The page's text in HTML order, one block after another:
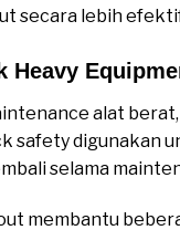
secara lebih
Heavy
alat
safety digunakan
selama
membantu